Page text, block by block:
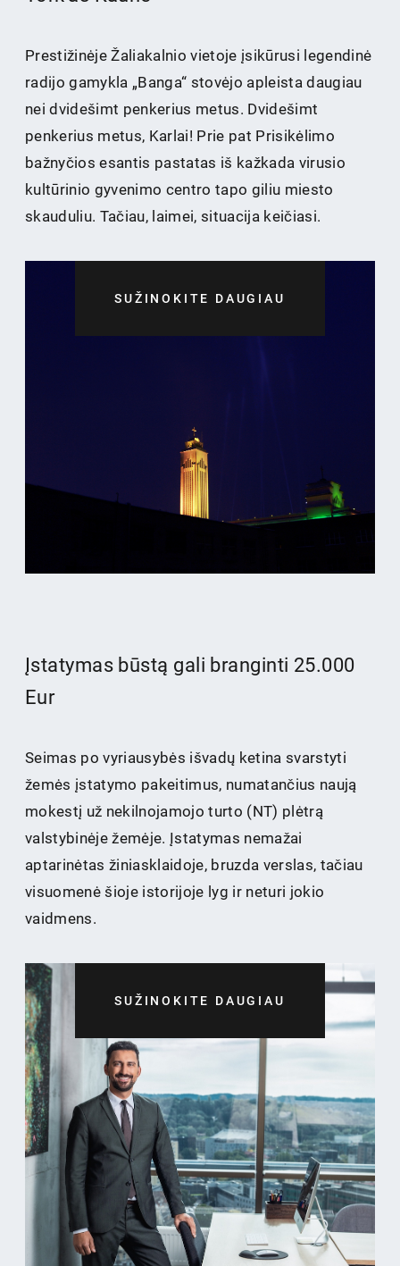
Prestižinėje Žaliakalnio vietoje įsikūrusi legendinė
radijo gamykla „Banga“ stovėjo apleista daugiau
nei dvidešimt penkerius metus. Dvidešimt
penkerius metus, Karlai! Prie pat Prisikėlimo
bažnyčios esantis pastatas iš kažkada virusio
kultūrinio gyvenimo centro tapo giliu miesto
skauduliu. Tačiau, laimei, situacija keičiasi.
SUŽINOKITE DAUGIAU
Įstatymas būstą gali branginti 25.000
Eur
Seimas po vyriausybės išvadų ketina svarstyti
žemės įstatymo pakeitimus, numatančius naują
mokestį už nekilnojamojo turto (NT) plėtrą
valstybinėje žemėje. Įstatymas nemažai
aptarinėtas žiniasklaidoje, bruzda verslas, tačiau
visuomenė šioje istorijoje lyg ir neturi jokio
vaidmens.
SUŽINOKITE DAUGIAU